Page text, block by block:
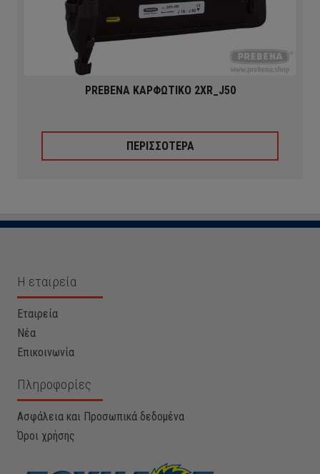
PREBENA ΚΑΡΦΩΤΙΚΟ 2XR_J50
ΠΕΡΙΣΣΟΤΕΡΑ
Η εταιρεία
Εταιρεία
Νέα
Επικοινωνία
Πληροφορίες
Ασφάλεια και Προσωπικά δεδομένα
Όροι χρήσης